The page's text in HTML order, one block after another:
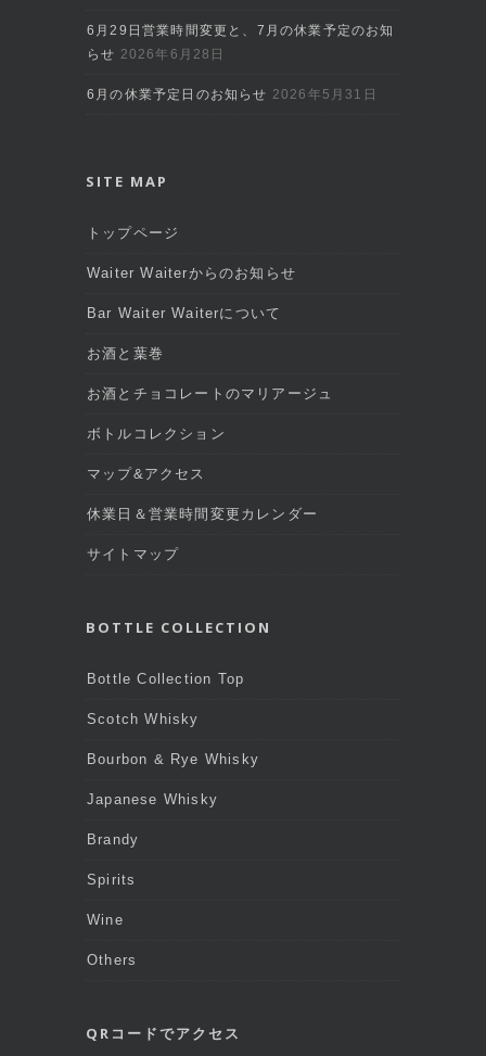
6月29日営業時間変更と、7月の休業予定のお知
らせ 2026年6月28日
6月の休業予定日のお知らせ 2026年5月31日
SITE MAP
トップページ
Waiter Waiterからのお知らせ
Bar Waiter Waiterについて
お酒と葉巻
お酒とチョコレートのマリアージュ
ボトルコレクション
マップ&アクセス
休業日＆営業時間変更カレンダー
サイトマップ
BOTTLE COLLECTION
Bottle Collection Top
Scotch Whisky
Bourbon & Rye Whisky
Japanese Whisky
Brandy
Spirits
Wine
Others
QRコードでアクセス